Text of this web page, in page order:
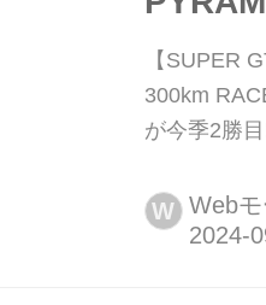
【SUPER
300km
が今季2勝
ーツランド
「2024
W Web